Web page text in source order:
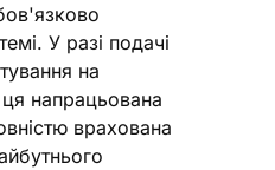
У разі подачі
на
напрацьована
врахована